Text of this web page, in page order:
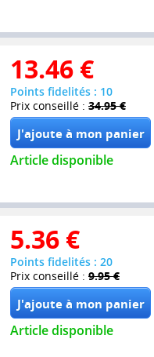
13.46 €
Points fidelités : 10
Prix conseillé : 34.95 €
Article disponible
5.36 €
Points fidelités : 20
Prix conseillé : 9.95 €
Article disponible